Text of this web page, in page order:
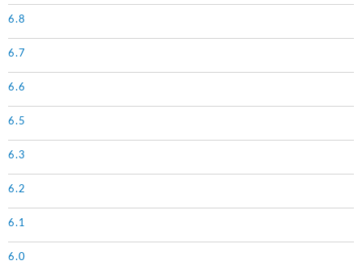
6.8
6.7
6.6
6.5
6.3
6.2
6.1
6.0